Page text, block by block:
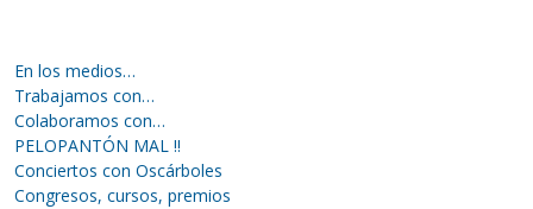
En los medios…
Trabajamos con…
Colaboramos con…
PELOPANTÓN MAL !!
Conciertos con Oscárboles
Congresos, cursos, premios